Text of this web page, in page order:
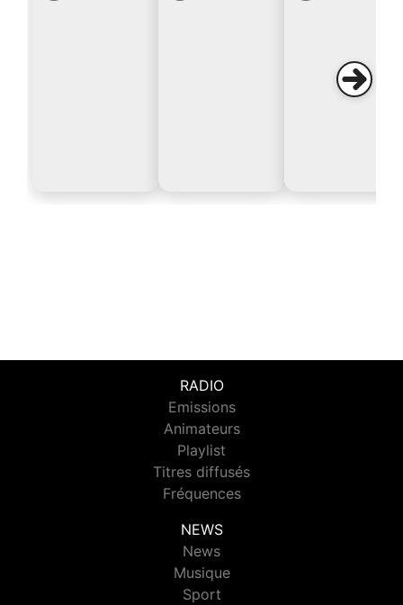
RADIO
Emissions
Animateurs
Playlist
Titres diffusés
Fréquences
NEWS
News
Musique
Sport